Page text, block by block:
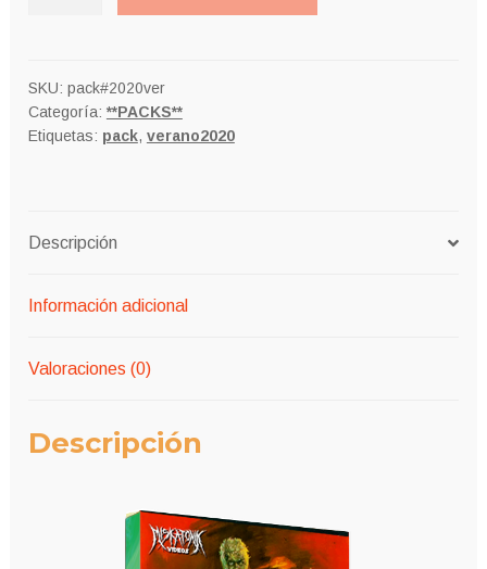
SKU: pack#2020ver
Categoría: **PACKS**
Etiquetas: pack, verano2020
Descripción
Información adicional
Valoraciones (0)
Descripción